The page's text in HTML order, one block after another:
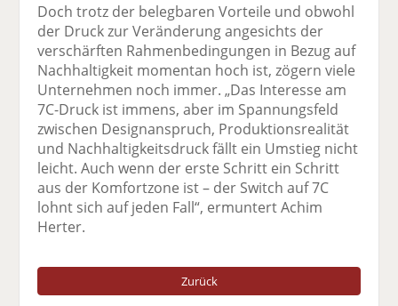
Doch trotz der belegbaren Vorteile und obwohl
der Druck zur Veränderung angesichts der
verschärften Rahmenbedingungen in Bezug auf
Nachhaltigkeit momentan hoch ist, zögern viele
Unternehmen noch immer. „Das Interesse am
7C-Druck ist immens, aber im Spannungsfeld
zwischen Designanspruch, Produktionsrealität
und Nachhaltigkeitsdruck fällt ein Umstieg nicht
leicht. Auch wenn der erste Schritt ein Schritt
aus der Komfortzone ist – der Switch auf 7C
lohnt sich auf jeden Fall“, ermuntert Achim
Herter.
Zurück